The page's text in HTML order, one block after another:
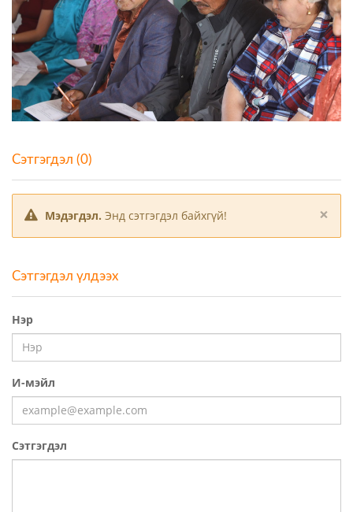
Сэтгэгдэл (0)
×
Мэдэгдэл. Энд сэтгэгдэл байхгүй!
Сэтгэгдэл үлдээх
Нэр
И-мэйл
Сэтгэгдэл